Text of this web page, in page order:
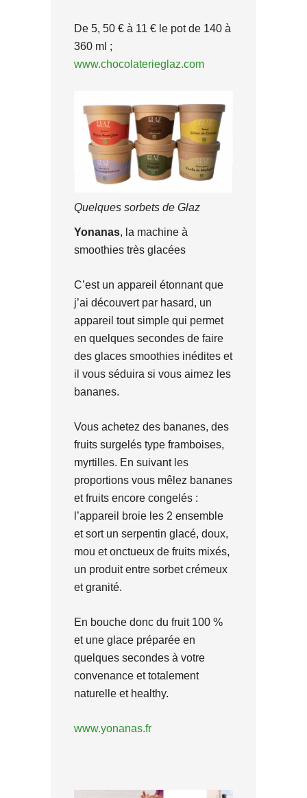
De 5, 50 € à 11 € le pot de 140 à
360 ml ;
www.chocolaterieglaz.com
Quelques sorbets de Glaz
Yonanas, la machine à
smoothies très glacées
C’est un appareil étonnant que
j’ai découvert par hasard, un
appareil tout simple qui permet
en quelques secondes de faire
des glaces smoothies inédites et
il vous séduira si vous aimez les
bananes.
Vous achetez des bananes, des
fruits surgelés type framboises,
myrtilles. En suivant les
proportions vous mêlez bananes
et fruits encore congelés :
l’appareil broie les 2 ensemble
et sort un serpentin glacé, doux,
mou et onctueux de fruits mixés,
un produit entre sorbet crémeux
et granité.
En bouche donc du fruit 100 %
et une glace préparée en
quelques secondes à votre
convenance et totalement
naturelle et healthy.
www.yonanas.fr